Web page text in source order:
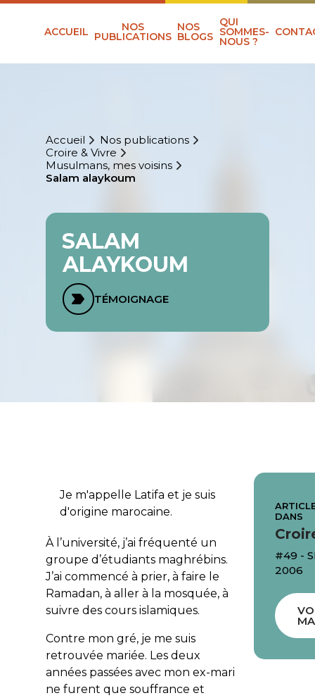
ACCUEIL NOS
PUBLICATIONS
NOS
BLOGS
QUI
SOMMES-
NOUS ?
Accueil
Nos publications
Croire & Vivre
Musulmans, mes voisins
Salam alaykoum
SALAM
ALAYKOUM
TÉMOIGNAGE
Je m'appelle Latifa et je suis
d'origine marocaine.
À l’université, j’ai fréquenté un
groupe d’étudiants maghrébins.
J’ai commencé à prier, à faire le
Ramadan, à aller à la mosquée, à
suivre des cours islamiques.
Contre mon gré, je me suis
retrouvée mariée. Les deux
années passées avec mon ex-mari
ne furent que souffrance et
DANS
#49 -
2006